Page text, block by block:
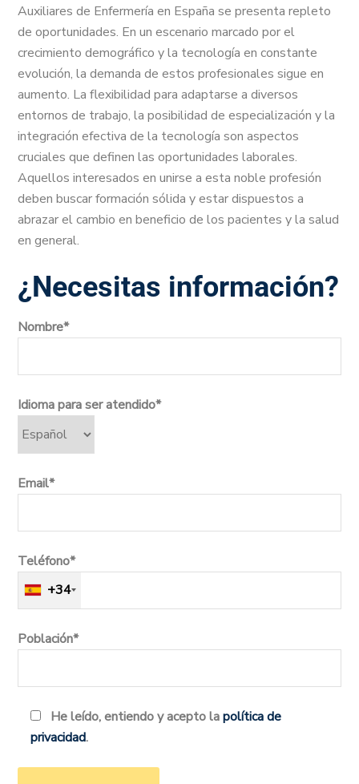
Auxiliares de Enfermería en España se presenta repleto
de oportunidades. En un escenario marcado por el
crecimiento demográfico y la tecnología en constante
evolución, la demanda de estos profesionales sigue en
aumento. La flexibilidad para adaptarse a diversos
entornos de trabajo, la posibilidad de especialización y la
integración efectiva de la tecnología son aspectos
cruciales que definen las oportunidades laborales.
Aquellos interesados en unirse a esta noble profesión
deben buscar formación sólida y estar dispuestos a
abrazar el cambio en beneficio de los pacientes y la salud
en general.
¿Necesitas información?
Nombre*
Idioma para ser atendido*
Email*
Teléfono*
+34
Población*
He leído, entiendo y acepto lapolítica de
privacidad.